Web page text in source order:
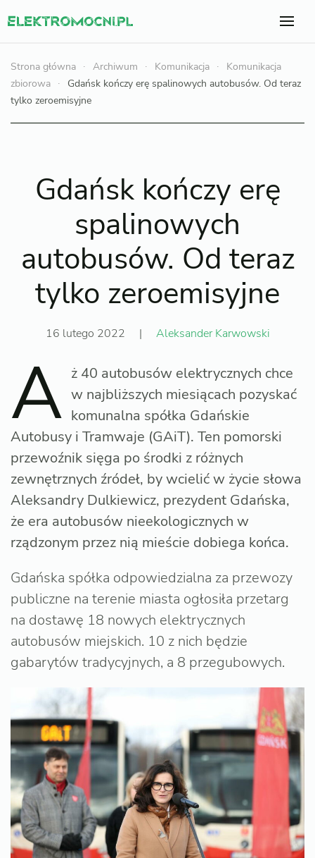
Strona główna Archiwum Komunikacja
Komunikacja
zbiorowa
Gdańsk kończy erę spalinowych autobusów. Od teraz
tylko zeroemisyjne
Gdańsk kończy erę
spalinowych
autobusów. Od teraz
tylko zeroemisyjne
16 lutego 2022 | Aleksander Karwowski
A ż 40 autobusów elektrycznych chce
w najbliższych miesiącach pozyskać
komunalna spółka Gdańskie
Autobusy i Tramwaje (GAiT). Ten pomorski
przewoźnik sięga po środki z różnych
zewnętrznych źródeł, by wcielić w życie słowa
Aleksandry Dulkiewicz, prezydent Gdańska,
że era autobusów nieekologicznych w
rządzonym przez nią mieście dobiega końca.
Gdańska spółka odpowiedzialna za przewozy
publiczne na terenie miasta ogłosiła przetarg
na dostawę 18 nowych elektrycznych
autobusów miejskich. 10 z nich będzie
gabarytów tradycyjnych, a 8 przegubowych.